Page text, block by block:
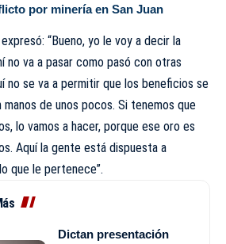
por minería en San Juan
“Bueno, yo le voy a decir la
no va a pasar como pasó con otras
no se va a permitir que los beneficios se
manos de unos pocos. Si tenemos que
lo vamos a hacer, porque ese oro es
Aquí la gente está dispuesta a
que le pertenece”.
Dictan presentación